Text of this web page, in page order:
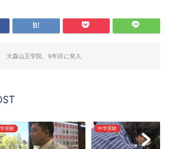
大森山王学院、9年目に突入
受験 中学受験